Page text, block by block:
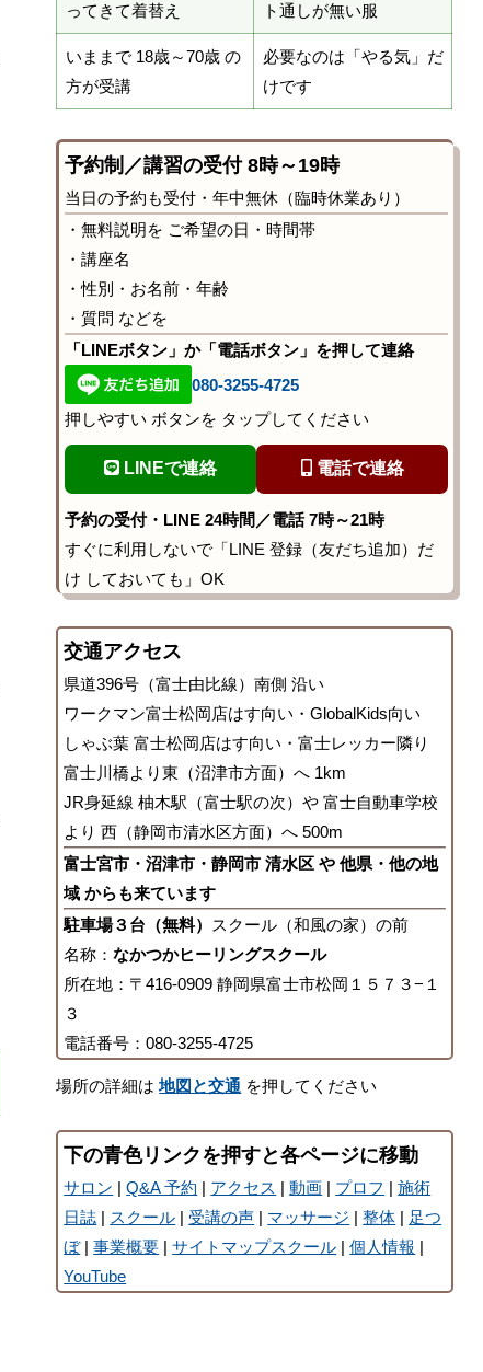
ってきて着替え
ト通しが無い服
いままで 18歳～70歳 の
方が受講
必要なのは「やる気」だ
けです
予約制／講習の受付 8時～19時
当日の予約も受付・年中無休（臨時休業あり）
・無料説明を ご希望の日・時間帯
・講座名
・性別・お名前・年齢
・質問 などを
「LINEボタン」か「電話ボタン」を押して連絡
080-3255-4725
押しやすい ボタンを タップしてください
LINEで連絡 電話で連絡
予約の受付・LINE 24時間／電話 7時～21時
すぐに利用しないで「LINE 登録（友だち追加）だ
け しておいても」OK
交通アクセス
県道396号（富士由比線）南側 沿い
ワークマン富士松岡店はす向い・GlobalKids向い
しゃぶ葉 富士松岡店はす向い・富士レッカー隣り
富士川橋より東（沼津市方面）へ 1km
JR身延線 柚木駅（富士駅の次）や 富士自動車学校
より 西（静岡市清水区方面）へ 500m
富士宮市・沼津市・静岡市 清水区 や 他県・他の地
域 からも来ています
駐車場３台（無料）
スクール（和風の家）の前
名称：なかつかヒーリングスクール
所在地：〒416-0909 静岡県富士市松岡１５７３−１
３
電話番号：080-3255-4725
場所の詳細は地図と交通 を押してください
下の青色リンクを押すと各ページに移動
サロン |Q&A 予約 | アクセス |動画 | プロフ |施術
日誌 | スクール | 受講の声 | マッサージ |整体 | 足つ
ぼ|事業概要 |サイトマップスクール |個人情報 |
YouTube